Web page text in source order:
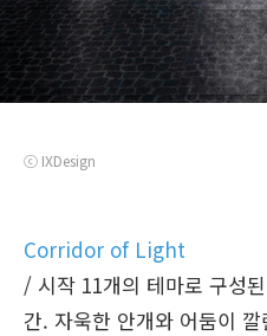
ⓒ IXDesign
Corridor of Light
/ 시작 11개의 테마로 구성
간. 자욱한 안개와 어둠이